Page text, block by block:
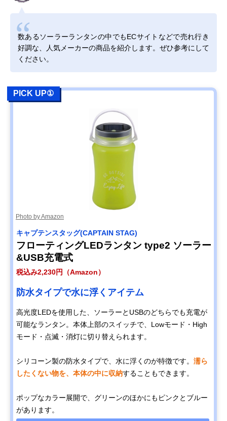
Amazonで見る
DS-60S
用
DOD(ディーオー
ディー) LEDソー
ラーポップアップ
ランタン L1-427
好みや気分に合わ
せてカラー・モー
ドをチェンジ
DABADA(ダバダ)
LED ランタン 63
灯 led-lantan-63
5種類の方法で充
LuminAID ルミン
空気を入れて膨ら
Amazonで見る
キャリー・ザ・サ
ン(CARRY THE
SUN) Cool Bright
Medium
コンパクトにたた
める四角いデザイ
11×11×11cm
ーランタン Solar
BSCESSC0101
時の備えにもおす
数あるソーラーランタンの中でもECサイトなどで売れ行き
好調な、人気メーカーの商品を紹介します。ぜひ参考にして
ください。
PICK UP①
Photo by Amazon
キャプテンスタッグ(CAPTAIN STAG)
フローティングLEDランタン type2 ソーラー
&USB充電式
税込み2,230円（Amazon）
防水タイプで水に浮くアイテム
高光度LEDを使用した、ソーラーとUSBのどちらでも充電が
可能なランタン。本体上部のスイッチで、Lowモード・High
モード・点滅・消灯に切り替えられます。
シリコーン製の防水タイプで、水に浮くのが特徴です。 濡ら
したくない物を、本体の中に収納することもできます。
ポップなカラー展開で、グリーンのほかにもピンクとブルー
があります。